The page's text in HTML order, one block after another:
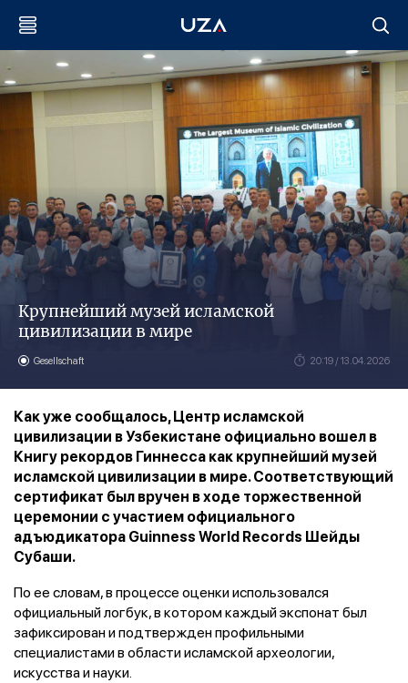
Крупнейший музей исламской
цивилизации в мире
Gesellschaft 20:19 / 13.04.2026
Как уже сообщалось, Центр исламской
цивилизации в Узбекистане официально вошел в
Книгу рекордов Гиннесса как крупнейший музей
исламской цивилизации в мире. Соответствующий
сертификат был вручен в ходе торжественной
церемонии с участием официального
адъюдикатора Guinness World Records Шейды
Субаши.
По ее словам, в процессе оценки использовался
официальный логбук, в котором каждый экспонат был
зафиксирован и подтвержден профильными
специалистами в области исламской археологии,
искусства и науки.